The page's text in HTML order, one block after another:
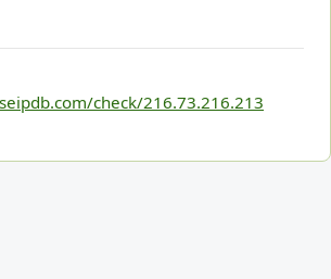
check/216.73.216.213